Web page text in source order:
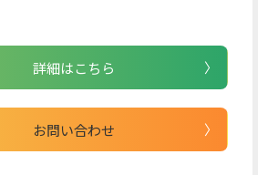
詳細はこちら
お問い合わせ